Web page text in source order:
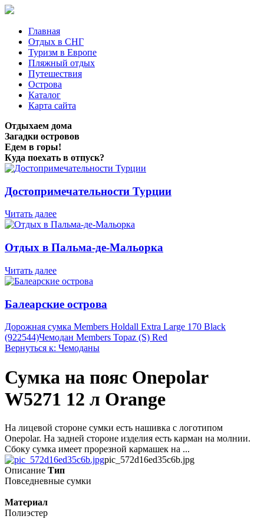
Главная
Отдых в СНГ
Туризм в Европе
Пляжный отдых
Путешествия
Острова
Каталог
Карта сайта
Отдыхаем дома
Загадки островов
Едем в горы!
Куда поехать в отпуск?
Достопримечательности Турции
Читать далее
Отдых в Пальма-де-Мальорка
Читать далее
Балеарские острова
Дорожная сумка Members Holdall Extra Large 170 Black
(922544)Чемодан Members Topaz (S) Red
Вернуться к: Чемоданы
Сумка на пояс Onepolar
W5271 12 л Orange
На лицевой стороне сумки есть нашивка с логотипом
Onepolar. На задней стороне изделия есть карман на молнии.
Сбоку сумка имеет прорезной кармашек на ...
pic_572d16ed35c6b.jpg
Описание Тип
Повседневные сумки
Материал
Полиэстер